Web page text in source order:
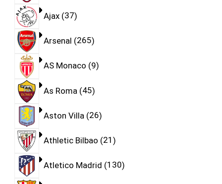
Ajax 37
Arsenal 265
AS Monaco 9
As Roma 45
Aston Villa 26
Athletic Bilbao 21
Atletico Madrid 130